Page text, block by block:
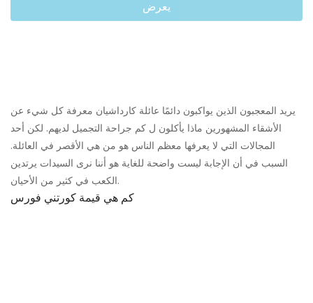
يعرض
يريد المعجبون الذين يواكبون دائمًا عائلة كارداشيان معرفة كل شيء عن
الأشقاء المشهورين ماذا يأكلون ل كم جراحة التجميل لديهم. لكن أحد
المجالات التي لا يعرفها معظم الناس هو من هي الأقصر في العائلة.
السبب في أن الإجابة ليست واضحة للغاية هو أننا نرى السيدات يرتدين
الكعب في كثير من الأحيان.
كم هي قيمة كورتني فورس